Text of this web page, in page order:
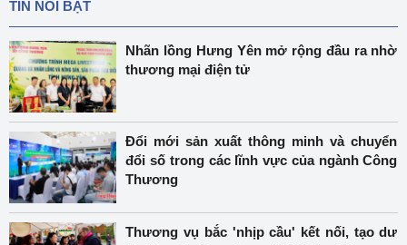
TIN NỔI BẬT
Nhãn lồng Hưng Yên mở rộng đầu ra nhờ
thương mại điện tử
Đổi mới sản xuất thông minh và chuyển
đổi số trong các lĩnh vực của ngành Công
Thương
Thương vụ bắc 'nhịp cầu' kết nối, tạo dư